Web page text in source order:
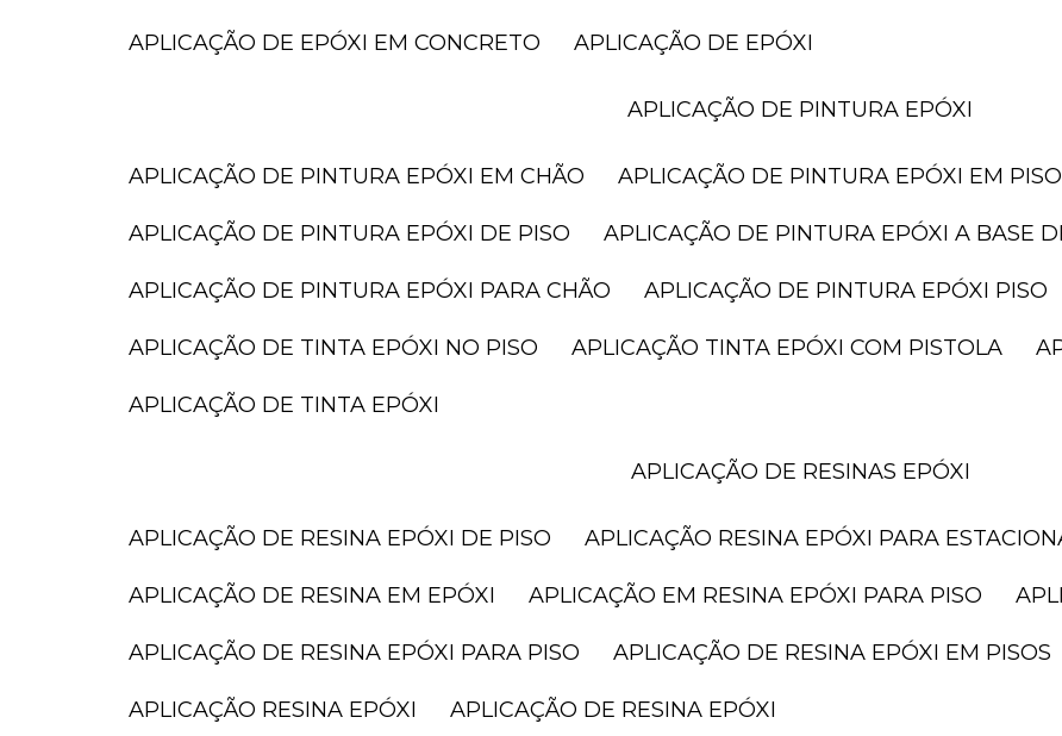
APLICAÇÃO DE EPÓXI EM CONCRETO APLICAÇÃO DE EPÓXI
APLICAÇÃO DE PINTURA EPÓXI
APLICAÇÃO DE PINTURA EPÓXI EM CHÃO APLICAÇÃO DE PINTURA EPÓXI EM PISO
APLICAÇÃO DE PINTURA EPÓXI DE PISO APLICAÇÃO DE PINTURA EPÓXI A BASE
APLICAÇÃO DE PINTURA EPÓXI PARA CHÃO APLICAÇÃO DE PINTURA EPÓXI PISO
APLICAÇÃO DE TINTA EPÓXI NO PISO APLICAÇÃO TINTA EPÓXI COM PISTOLA
APLICAÇÃO DE TINTA EPÓXI
APLICAÇÃO DE RESINAS EPÓXI
APLICAÇÃO DE RESINA EPÓXI DE PISO APLICAÇÃO RESINA EPÓXI PARA
APLICAÇÃO DE RESINA EM EPÓXI APLICAÇÃO EM RESINA EPÓXI PARA PISO
APLICAÇÃO DE RESINA EPÓXI PARA PISO APLICAÇÃO DE RESINA EPÓXI EM PISOS
APLICAÇÃO RESINA EPÓXI APLICAÇÃO DE RESINA EPÓXI